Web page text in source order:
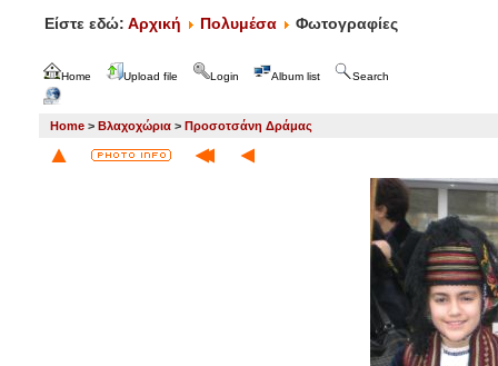
Είστε εδώ: Αρχική Πολυμέσα Φωτογραφίες
Home Upload file Login Album list Search
Home > Βλαχοχώρια > Προσοτσάνη Δράμας